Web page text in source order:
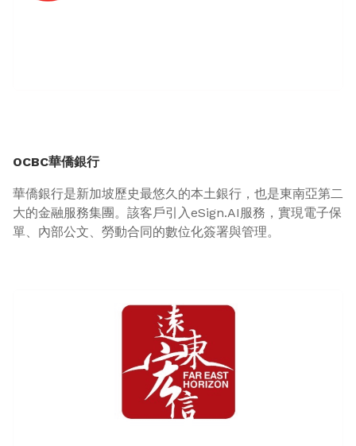
OCBC華僑銀行
華僑銀行是新加坡歷史最悠久的本土銀行，也是東南亞第二
大的金融服務集團。該客戶引入eSign.AI服務，實現電子保
單、內部公文、勞動合同的數位化簽署與管理。